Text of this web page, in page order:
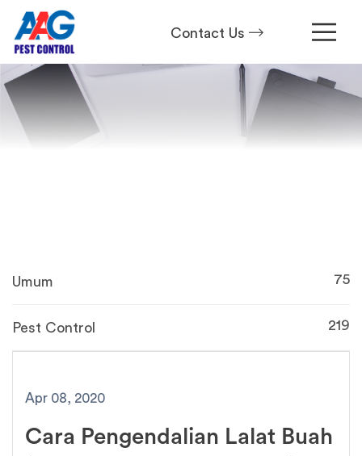
Contact Us
Umum 75
Pest Control 219
Apr 08, 2020
Cara Pengendalian Lalat Buah